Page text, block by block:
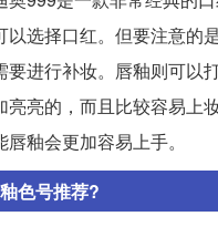
以选择口红。但要注意的
要进行补妆。唇釉则可以
亮亮的，而且比较容易上
釉会更加容易上手。
色号推荐?